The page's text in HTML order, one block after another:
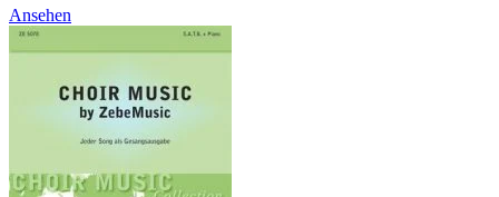
Ansehen
has
variants.
The
options
be